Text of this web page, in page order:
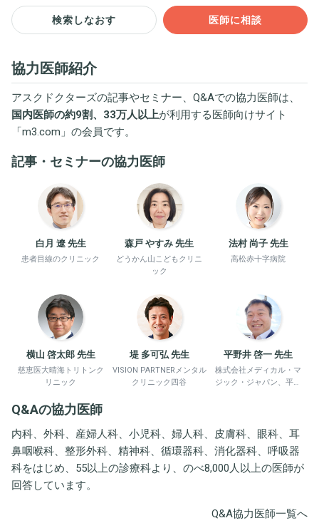
検索しなおす 医師に相談
協力医師紹介
アスクドクターズの記事やセミナー、Q&Aでの協力医師は、
国内医師の約9割、33万人以上が利用する医師向けサイト
「m3.com 」の会員です。
記事・セミナーの協力医師
白月 遼 先生
患者目線のクリニック
森戸 やすみ 先生
どうかん山こどもクリニ
ック
法村 尚子 先生
高松赤十字病院
横山 啓太郎 先生
慈恵医大晴海トリトンク
リニック
堤 多可弘 先生
VISION PARTNERメンタル
クリニック四谷
平野井 啓一 先生
株式会社メディカル・マ
ジック・ジャパン、平野
Q&Aの協力医師
内科、外科、産婦人科、小児科、婦人科、皮膚科、眼科、耳
鼻咽喉科、整形外科、精神科、循環器科、消化器科、呼吸器
科をはじめ、55以上の診療科より、のべ8,000人以上の医師が
回答しています。
Q&A協力医師一覧へ